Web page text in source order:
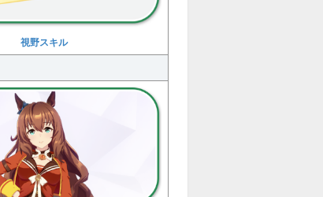
視野スキル